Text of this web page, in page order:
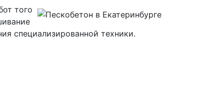
того
специализированной техники.